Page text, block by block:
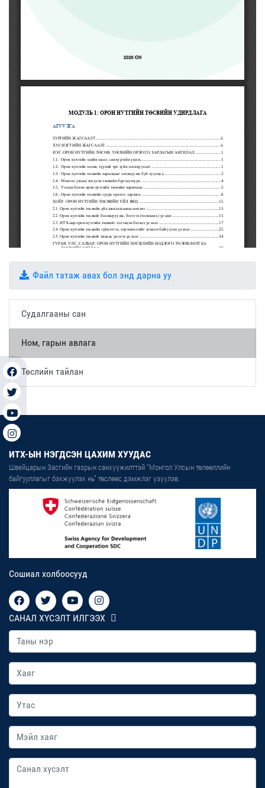
Файл татаж авах бол энд дарна уу
Судалгааны сан
Ном, гарын авлага
Төслийн тайлан
ИТХ-ЫН НЭГДСЭН ЦАХИМ ХУУДАС
Швейцарын Засгийн газрын санхүүжилттэй “Монгол Улсын төлөөллийн
байгууллагыг бэхжүүлэх нь” төслөөс дэмжлэг үзүүлэв.
Сошиал холбоосууд
САНАЛ ХҮСЭЛТ ИЛГЭЭХ